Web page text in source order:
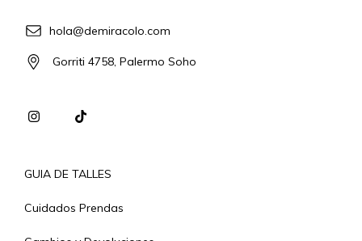
hola@demiracolo.com
Gorriti 4758, Palermo Soho
GUIA DE TALLES
Cuidados Prendas